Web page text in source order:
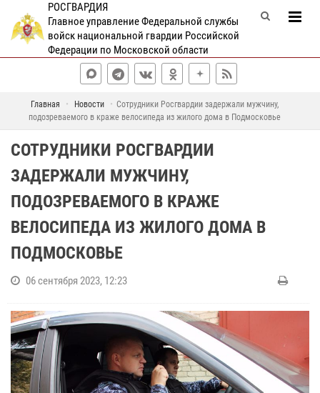
РОСГВАРДИЯ
Главное управление Федеральной службы
войск национальной гвардии Российской
Федерации по Московской области
Главная Новости
Сотрудники Росгвардии задержали мужчину,
подозреваемого в краже велосипеда из жилого дома в Подмосковье
СОТРУДНИКИ РОСГВАРДИИ
ЗАДЕРЖАЛИ МУЖЧИНУ,
ПОДОЗРЕВАЕМОГО В КРАЖЕ
ВЕЛОСИПЕДА ИЗ ЖИЛОГО ДОМА В
ПОДМОСКОВЬЕ
06 сентября 2023, 12:23